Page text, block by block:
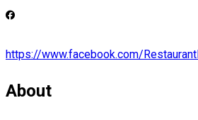
https://www.facebook.com/
About